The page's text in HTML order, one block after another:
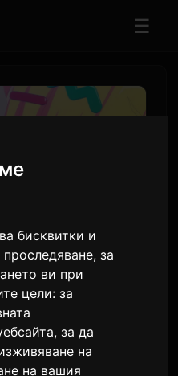
бисквитки и
за
ви при
цели:за
,за да
на
на вашия
☰
4-ти
кадри и